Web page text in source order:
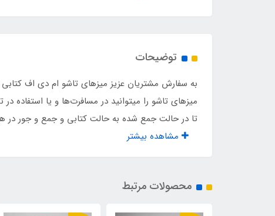
توضیحات
میزهای تاشو را میتوانید در مسافرت‌ها و یا
تا در حالت جمع شده به حالت کتابی و جمع و جور در
مشاهده بیشتر
محصولات مرتبط